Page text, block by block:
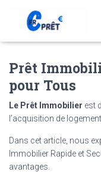
Prêt
pour Tous
Le Prêt Immobilier est
l’acquisition de
Dans cet article, nous
Immobilier Rapide et
avantages.